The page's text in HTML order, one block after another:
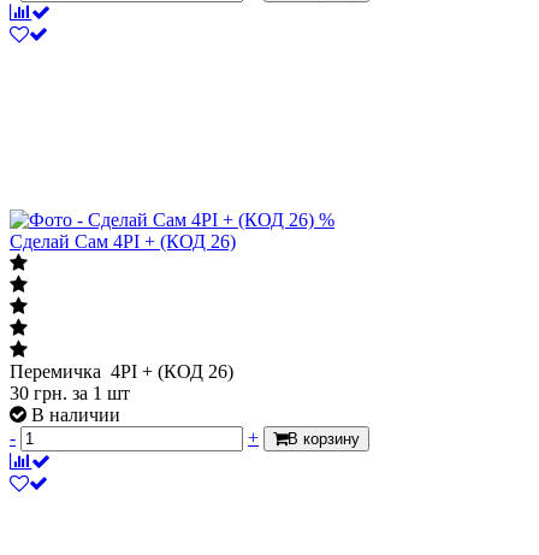
%
Сделай Сам 4PI + (КОД 26)
Перемичка 4PI + (КОД 26)
30 грн. за 1 шт
В наличии
-
+ В корзину